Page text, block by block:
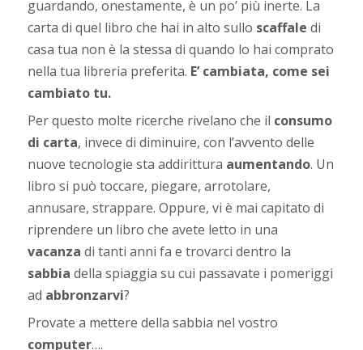
guardando, onestamente, è un po’ più inerte. La
carta di quel libro che hai in alto sullo scaffale di
casa tua non è la stessa di quando lo hai comprato
nella tua libreria preferita. E’ cambiata, come sei
cambiato tu.
Per questo molte ricerche rivelano che il consumo
di carta, invece di diminuire, con l’avvento delle
nuove tecnologie sta addirittura aumentando. Un
libro si può toccare, piegare, arrotolare,
annusare, strappare. Oppure, vi è mai capitato di
riprendere un libro che avete letto in una
vacanza di tanti anni fa e trovarci dentro la
sabbia della spiaggia su cui passavate i pomeriggi
ad abbronzarvi?
Provate a mettere della sabbia nel vostro
computer….